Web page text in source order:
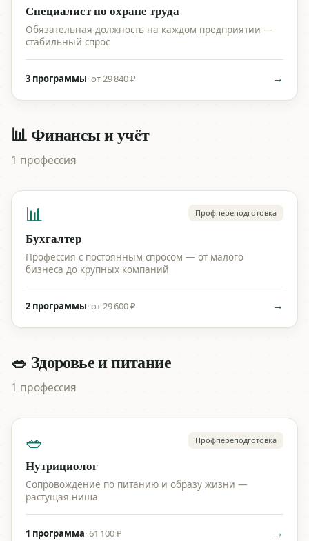
Специалист по охране труда
Обязательная должность на каждом предприятии —
стабильный спрос
3 программы·от 29 840 ₽ →
📊 Финансы и учёт
1 профессия
📊 Профпереподготовка
Бухгалтер
Профессия с постоянным спросом — от малого
бизнеса до крупных компаний
2 программы·от 29 600 ₽ →
🥗 Здоровье и питание
1 профессия
🥗 Профпереподготовка
Нутрициолог
Сопровождение по питанию и образу жизни —
растущая ниша
1 программа·61 100 ₽ →